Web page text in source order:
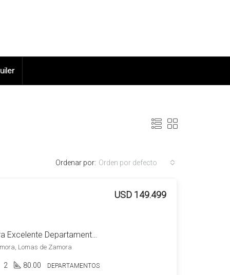
Ordenar por: Orden por defecto
Venta Lomas de Zamora Excelente Departamento de 2 Dormitorios c/ cochera
USD 149.499
Lomas de Zamora
2 80.00 DEPARTAMENTOS